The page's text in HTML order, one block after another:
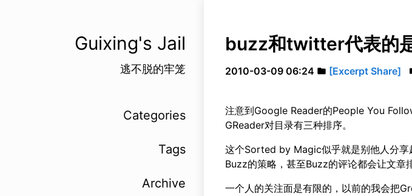
buzz和twitter代表的
2010-03-09 06:24 folder [Excerpt Share]
注意到Google Reader的People You
GReader对目录有三种排序。
这个Sorted by Magic似乎就是别他人分享
Buzz的策略，甚至Buzz的评论都会让文章
一个人的关注面是有限的，以前的我会把
Guixing's Jail
逃不脱的牢笼
Categories
Tags
Archive